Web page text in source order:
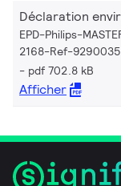
Déclaration
EPD-Philips-
2168-Ref-
pdf 702.8 kB
Afficher